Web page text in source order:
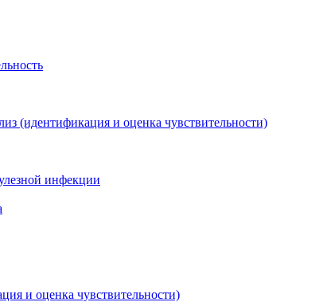
(идентификация и оценка чувствительности)
инфекции
и оценка чувствительности)